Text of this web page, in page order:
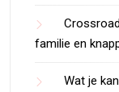
familie en
Wat je